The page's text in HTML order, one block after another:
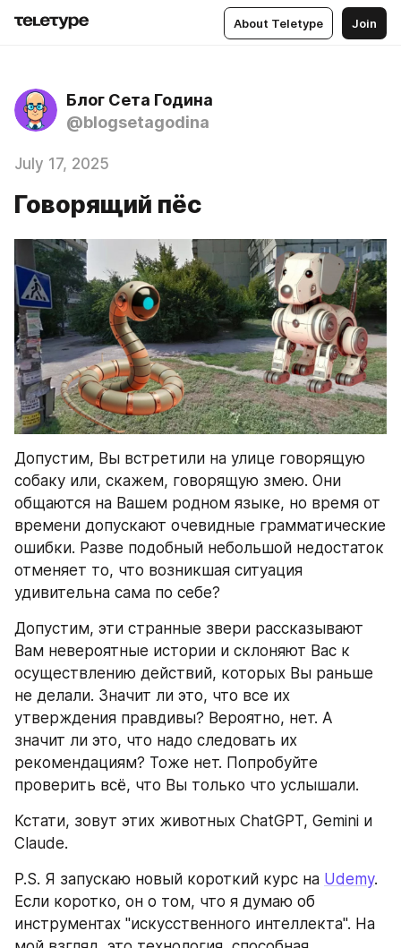
About Teletype Join
Блог Сета Година
@blogsetagodina
July 17, 2025
Говорящий пёс
Допустим, Вы встретили на улице говорящую
собаку или, скажем, говорящую змею. Они
общаются на Вашем родном языке, но время от
времени допускают очевидные грамматические
ошибки. Разве подобный небольшой недостаток
отменяет то, что возникшая ситуация
удивительна сама по себе?
Допустим, эти странные звери рассказывают
Вам невероятные истории и склоняют Вас к
осуществлению действий, которых Вы раньше
не делали. Значит ли это, что все их
утверждения правдивы? Вероятно, нет. А
значит ли это, что надо следовать их
рекомендациям? Тоже нет. Попробуйте
проверить всё, что Вы только что услышали.
Кстати, зовут этих животных ChatGPT, Gemini и
Claude.
P.S. Я запускаю новый короткий курс на Udemy.
Если коротко, он о том, что я думаю об
инструментах "искусственного интеллекта". На